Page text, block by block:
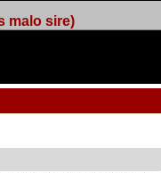
malo sire)